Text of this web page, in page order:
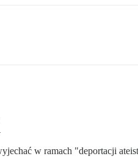
w ramach "deportacji